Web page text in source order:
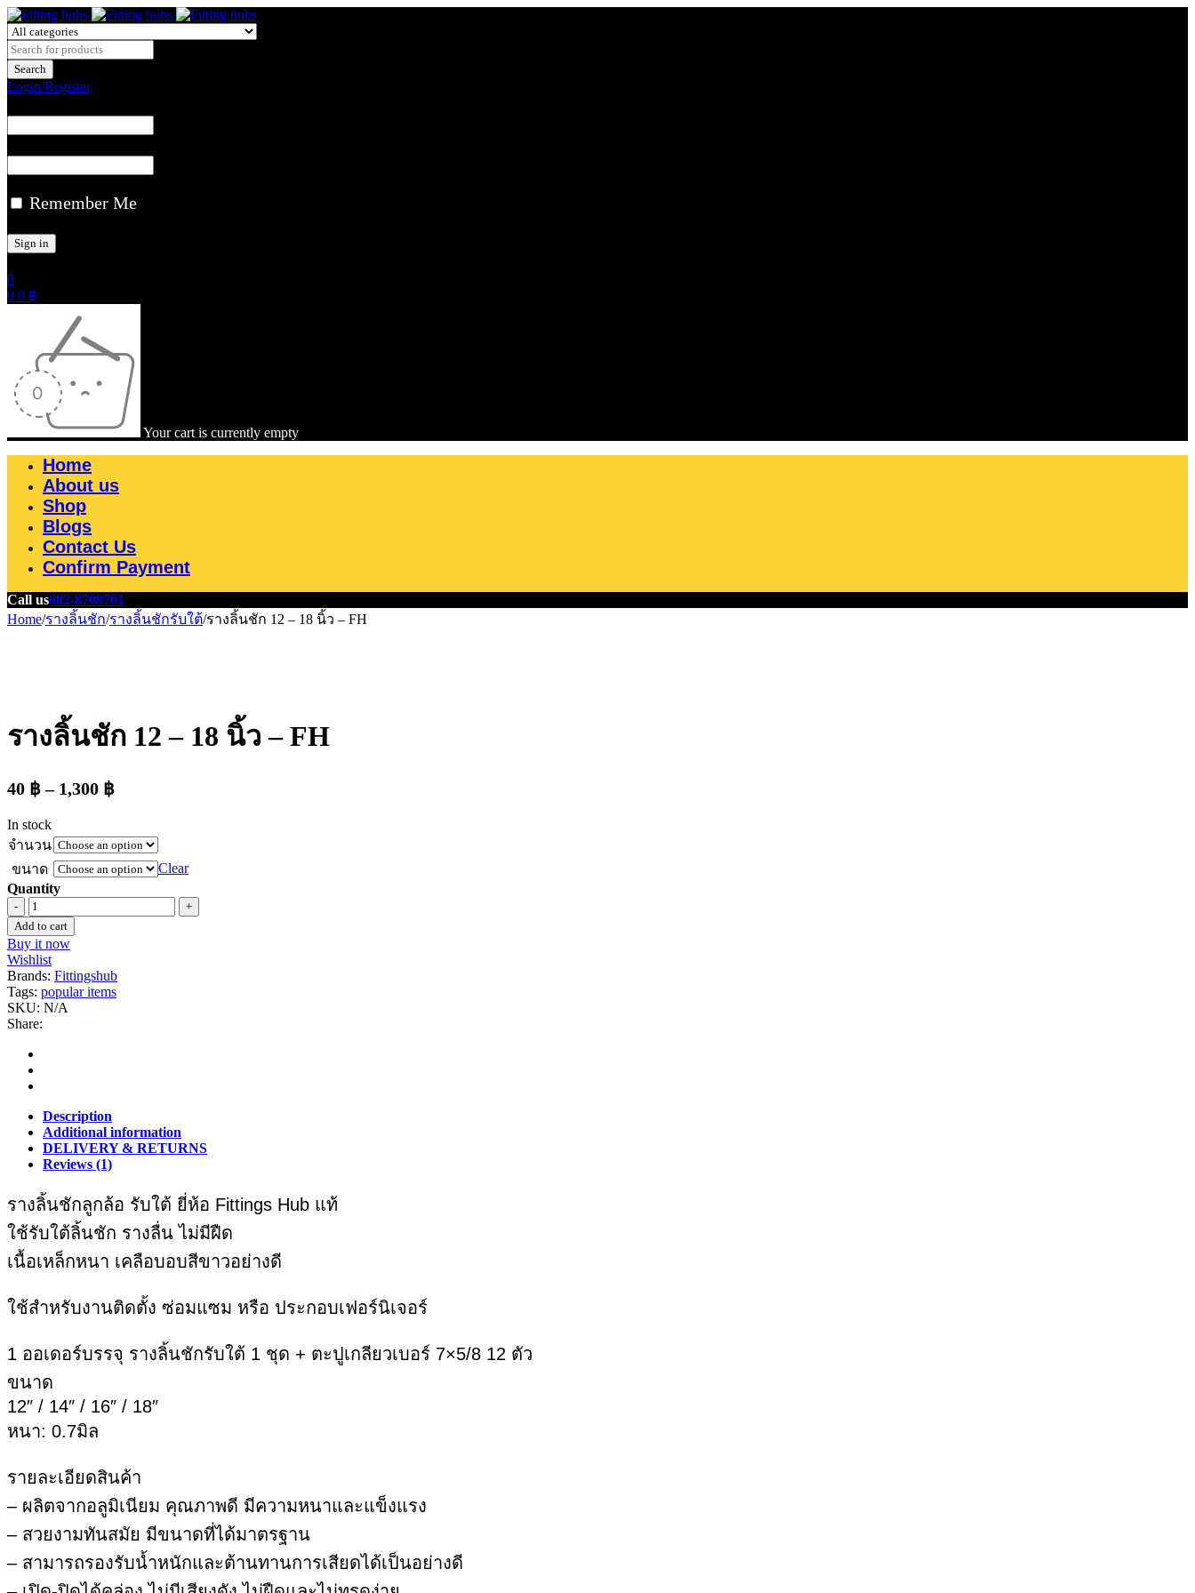
Login/Register
Remember Me
0
0 0 ฿
Your cart is currently empty
Home
About us
Shop
Blogs
Contact Us
Confirm Payment
Call us082-8708701
Home/รางลิ้นชัก/รางลิ้นชักรับใต้/รางลิ้นชัก 12 – 18 นิ้ว – FH
รางลิ้นชัก 12 – 18 นิ้ว – FH
40 ฿– 1,300 ฿
In stock
จำนวน
ขนาด
Clear
Quantity
ราง
ลิ้น
ชัก
12
-
18
นิ้ว
FH
quantity
Add to cart
Buy it now
Wishlist
Brands: Fittingshub
Tags: popular items
SKU: N/A
Share:
Description
Additional information
DELIVERY & RETURNS
Reviews (1)
รางลิ้นชักลูกล้อ รับใต้ ยี่ห้อ Fittings Hub แท้
ใช้รับใต้ลิ้นชัก รางลื่น ไม่มีฝืด
เนื้อเหล็กหนา เคลือบอบสีขาวอย่างดี
ใช้สำหรับงานติดตั้ง ซ่อมแซม หรือ ประกอบเฟอร์นิเจอร์
1 ออเดอร์บรรจุ รางลิ้นชักรับใต้ 1 ชุด + ตะปูเกลียวเบอร์ 7×5/8 12 ตัว
ขนาด
12″ / 14″ / 16″ / 18″
หนา: 0.7มิล
รายละเอียดสินค้า
– ผลิตจากอลูมิเนียม คุณภาพดี มีความหนาและแข็งแรง
– สวยงามทันสมัย มีขนาดที่ได้มาตรฐาน
– สามารถรองรับน้ำหนักและต้านทานการเสียดได้เป็นอย่างดี